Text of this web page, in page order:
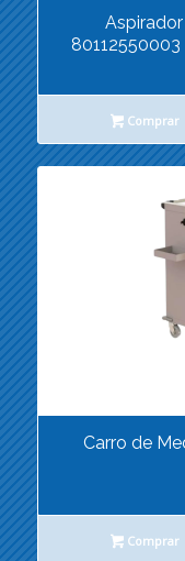
Comprar
Carro de
Comprar